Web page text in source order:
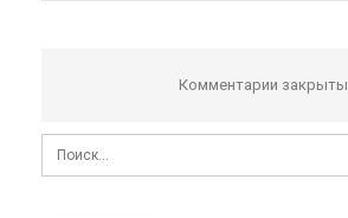
Комментарии закрыты.